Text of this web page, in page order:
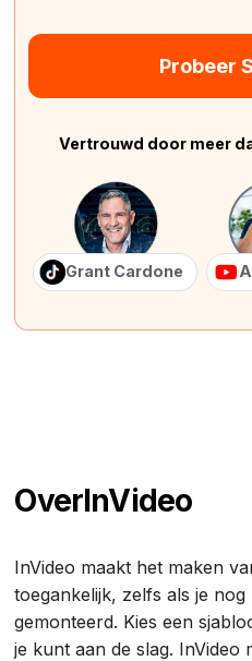
Probeer
Vertrouwd door meer
Grant Cardone
OverInVideo
InVideo maakt het maken
toegankelijk, zelfs als je
gemonteerd. Kies een
je kunt aan de slag. InVideo